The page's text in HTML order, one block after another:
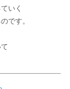
いく
です。